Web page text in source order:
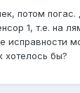
потом
1, т.е. на
исправности
хотелось бы?